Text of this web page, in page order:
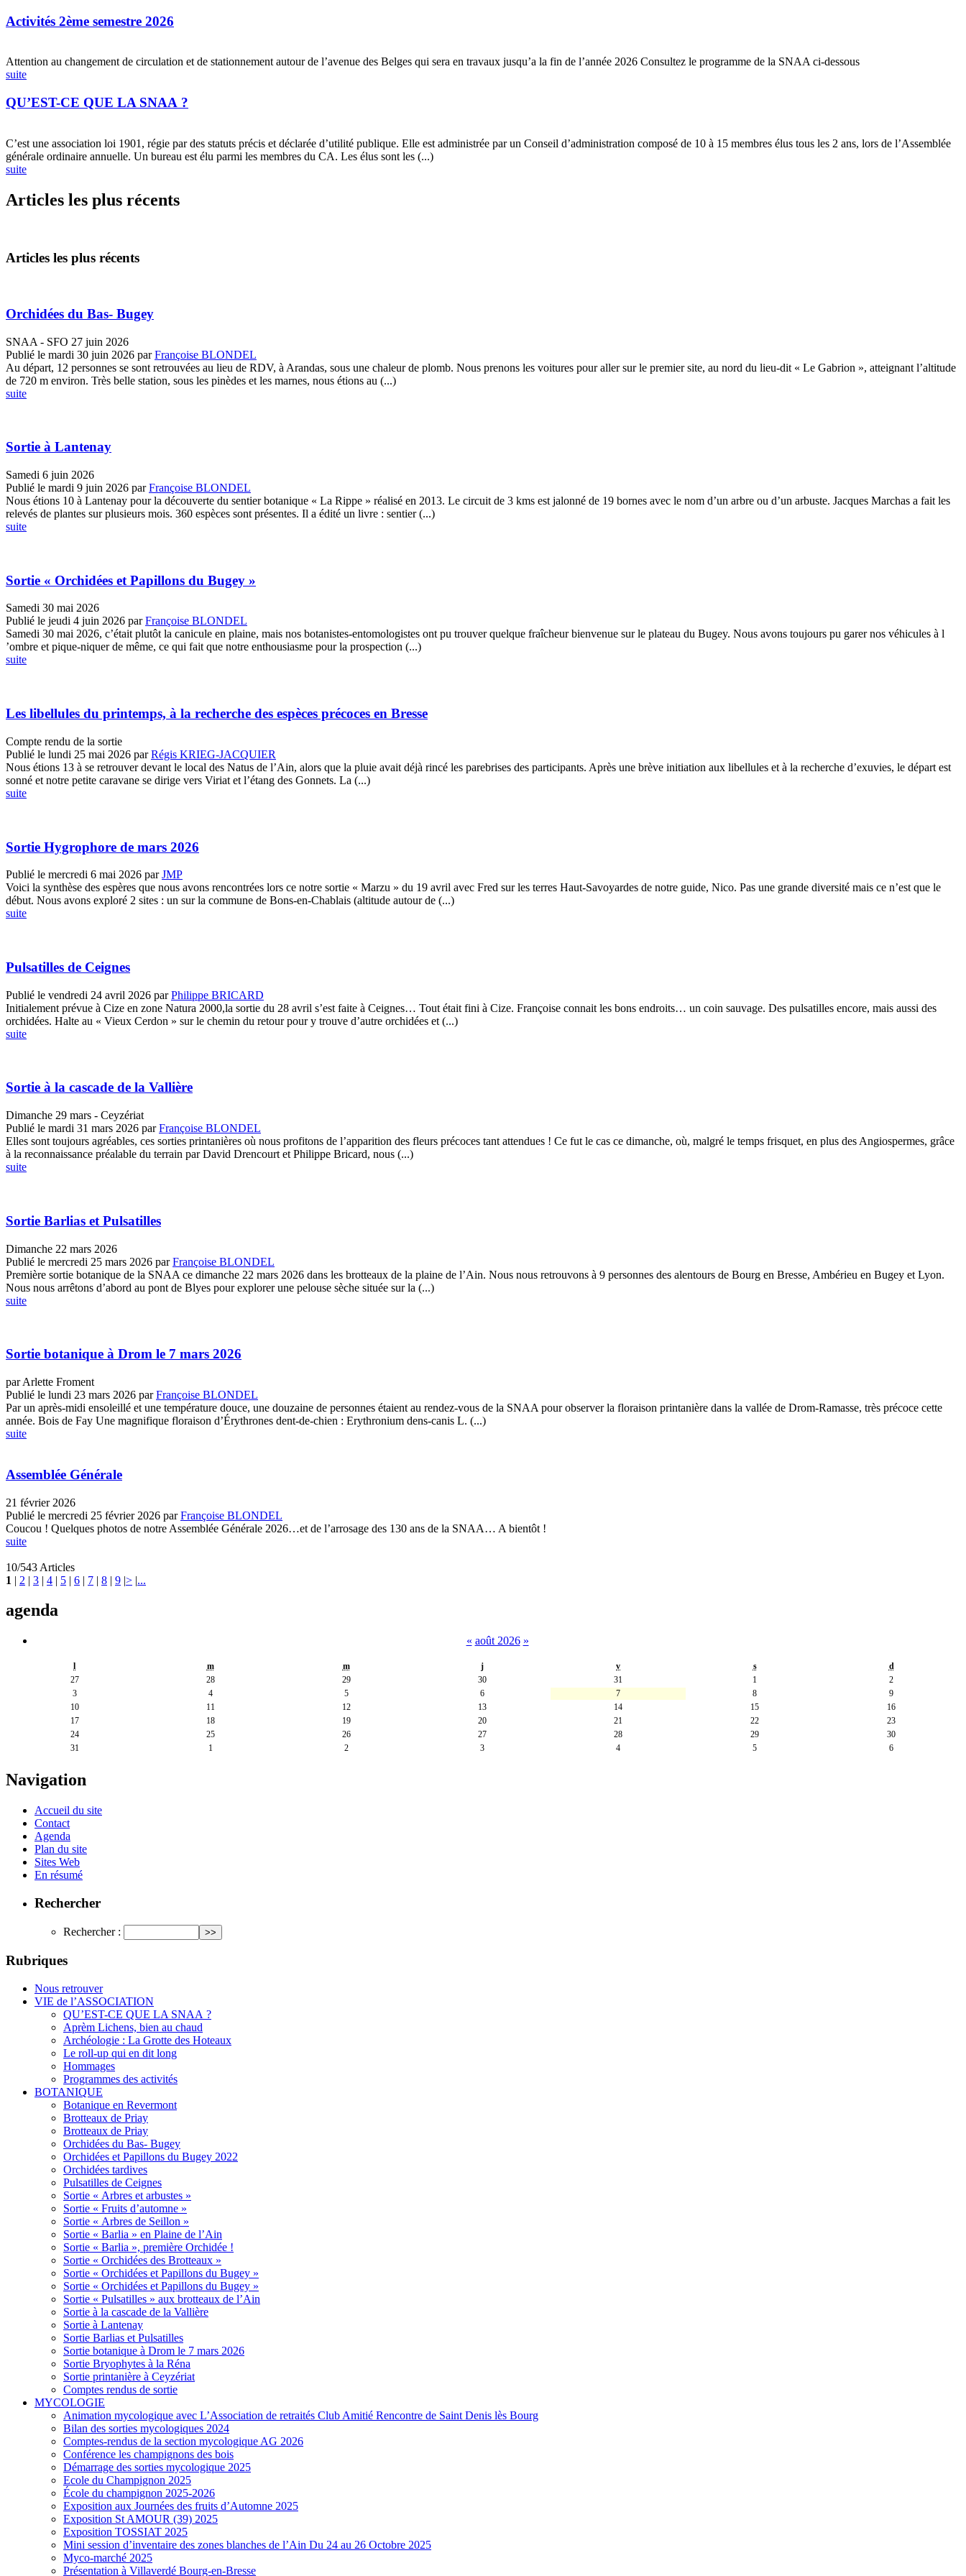
Activités 2ème semestre 2026
Attention au changement de circulation et de stationnement autour de l’avenue des Belges qui sera en travaux jusqu’a la fin de l’année 2026 Consultez le programme de la SNAA ci-dessous
suite
QU’EST-CE QUE LA SNAA ?
C’est une association loi 1901, régie par des statuts précis et déclarée d’utilité publique. Elle est administrée par un Conseil d’administration composé de 10 à 15 membres élus tous les 2 ans, lors de l’Assemblée
générale ordinaire annuelle. Un bureau est élu parmi les membres du CA. Les élus sont les (...)
suite
Articles les plus récents
Articles les plus récents
Orchidées du Bas- Bugey
SNAA - SFO 27 juin 2026
Publié le mardi 30 juin 2026 parFrançoise BLONDEL
Au départ, 12 personnes se sont retrouvées au lieu de RDV, à Arandas, sous une chaleur de plomb. Nous prenons les voitures pour aller sur le premier site, au nord du lieu-dit « Le Gabrion », atteignant l’altitude
de 720 m environ. Très belle station, sous les pinèdes et les marnes, nous étions au (...)
suite
Sortie à Lantenay
Samedi 6 juin 2026
Publié le mardi 9 juin 2026 parFrançoise BLONDEL
Nous étions 10 à Lantenay pour la découverte du sentier botanique « La Rippe » réalisé en 2013. Le circuit de 3 kms est jalonné de 19 bornes avec le nom d’un arbre ou d’un arbuste. Jacques Marchas a fait les
relevés de plantes sur plusieurs mois. 360 espèces sont présentes. Il a édité un livre : sentier (...)
suite
Sortie « Orchidées et Papillons du Bugey »
Samedi 30 mai 2026
Publié le jeudi 4 juin 2026 parFrançoise BLONDEL
Samedi 30 mai 2026, c’était plutôt la canicule en plaine, mais nos botanistes-entomologistes ont pu trouver quelque fraîcheur bienvenue sur le plateau du Bugey. Nous avons toujours pu garer nos véhicules à l
’ombre et pique-niquer de même, ce qui fait que notre enthousiasme pour la prospection (...)
suite
Les libellules du printemps, à la recherche des espèces précoces en Bresse
Compte rendu de la sortie
Publié le lundi 25 mai 2026 parRégis KRIEG-JACQUIER
Nous étions 13 à se retrouver devant le local des Natus de l’Ain, alors que la pluie avait déjà rincé les parebrises des participants. Après une brève initiation aux libellules et à la recherche d’exuvies, le départ est
sonné et notre petite caravane se dirige vers Viriat et l’étang des Gonnets. La (...)
suite
Sortie Hygrophore de mars 2026
Publié le mercredi 6 mai 2026 parJMP
Voici la synthèse des espères que nous avons rencontrées lors ce notre sortie « Marzu » du 19 avril avec Fred sur les terres Haut-Savoyardes de notre guide, Nico. Pas une grande diversité mais ce n’est que le
début. Nous avons exploré 2 sites : un sur la commune de Bons-en-Chablais (altitude autour de (...)
suite
Pulsatilles de Ceignes
Publié le vendredi 24 avril 2026 parPhilippe BRICARD
Initialement prévue à Cize en zone Natura 2000,la sortie du 28 avril s’est faite à Ceignes… Tout était fini à Cize. Françoise connait les bons endroits… un coin sauvage. Des pulsatilles encore, mais aussi des
orchidées. Halte au « Vieux Cerdon » sur le chemin du retour pour y trouve d’autre orchidées et (...)
suite
Sortie à la cascade de la Vallière
Dimanche 29 mars - Ceyzériat
Publié le mardi 31 mars 2026 parFrançoise BLONDEL
Elles sont toujours agréables, ces sorties printanières où nous profitons de l’apparition des fleurs précoces tant attendues ! Ce fut le cas ce dimanche, où, malgré le temps frisquet, en plus des Angiospermes, grâce
à la reconnaissance préalable du terrain par David Drencourt et Philippe Bricard, nous (...)
suite
Sortie Barlias et Pulsatilles
Dimanche 22 mars 2026
Publié le mercredi 25 mars 2026 parFrançoise BLONDEL
Première sortie botanique de la SNAA ce dimanche 22 mars 2026 dans les brotteaux de la plaine de l’Ain. Nous nous retrouvons à 9 personnes des alentours de Bourg en Bresse, Ambérieu en Bugey et Lyon.
Nous nous arrêtons d’abord au pont de Blyes pour explorer une pelouse sèche située sur la (...)
suite
Sortie botanique à Drom le 7 mars 2026
par Arlette Froment
Publié le lundi 23 mars 2026 parFrançoise BLONDEL
Par un après-midi ensoleillé et une température douce, une douzaine de personnes étaient au rendez-vous de la SNAA pour observer la floraison printanière dans la vallée de Drom-Ramasse, très précoce cette
année. Bois de Fay Une magnifique floraison d’Érythrones dent-de-chien : Erythronium dens-canis L. (...)
suite
Assemblée Générale
21 février 2026
Publié le mercredi 25 février 2026 parFrançoise BLONDEL
Coucou ! Quelques photos de notre Assemblée Générale 2026…et de l’arrosage des 130 ans de la SNAA… A bientôt !
suite
10/543 Articles
1 | 2 | 3 | 4 | 5 | 6 | 7 | 8 | 9 |> |...
agenda
« août 2026 »
l m m j v s
d
27
28 29 30 31 1
2
3
4 5 6 7 8
9
10
11 12 13 14 15
16
17
18 19 20 21 22
23
24
25 26 27 28 29
30
31
1 2 3 4 5 6
Navigation
Accueil du site
Contact
Agenda
Plan du site
Sites Web
En résumé
Rechercher
Rechercher :
Rubriques
Nous retrouver
VIE de l’ASSOCIATION
QU’EST-CE QUE LA SNAA ?
Aprèm Lichens, bien au chaud
Archéologie : La Grotte des Hoteaux
Le roll-up qui en dit long
Hommages
Programmes des activités
BOTANIQUE
Botanique en Revermont
Brotteaux de Priay
Brotteaux de Priay
Orchidées du Bas- Bugey
Orchidées et Papillons du Bugey 2022
Orchidées tardives
Pulsatilles de Ceignes
Sortie « Arbres et arbustes »
Sortie « Fruits d’automne »
Sortie « Arbres de Seillon »
Sortie « Barlia » en Plaine de l’Ain
Sortie « Barlia », première Orchidée !
Sortie « Orchidées des Brotteaux »
Sortie « Orchidées et Papillons du Bugey »
Sortie « Orchidées et Papillons du Bugey »
Sortie « Pulsatilles » aux brotteaux de l’Ain
Sortie à la cascade de la Vallière
Sortie à Lantenay
Sortie Barlias et Pulsatilles
Sortie botanique à Drom le 7 mars 2026
Sortie Bryophytes à la Réna
Sortie printanière à Ceyzériat
Comptes rendus de sortie
MYCOLOGIE
Animation mycologique avec L’Association de retraités Club Amitié Rencontre de Saint Denis lès Bourg
Bilan des sorties mycologiques 2024
Comptes-rendus de la section mycologique AG 2026
Conférence les champignons des bois
Démarrage des sorties mycologique 2025
Ecole du Champignon 2025
École du champignon 2025-2026
Exposition aux Journées des fruits d’Automne 2025
Exposition St AMOUR (39) 2025
Exposition TOSSIAT 2025
Mini session d’inventaire des zones blanches de l’Ain Du 24 au 26 Octobre 2025
Myco-marché 2025
Présentation à Villaverdé Bourg-en-Bresse